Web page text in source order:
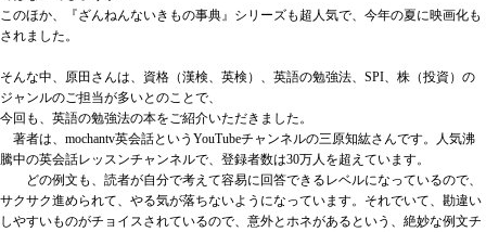
このほか、『ざんねんないきもの事典』シリーズも超人気で、今年の夏に映画化も
されました。
そんな中、原田さんは、資格（漢検、英検）、英語の勉強法、SPI、株（投資）の
ジャンルのご担当が多いとのことで、
今回も、英語の勉強法の本をご紹介いただきました。
著者は、mochantv英会話というYouTubeチャンネルの三原知紘さんです。人気沸
騰中の英会話レッスンチャンネルで、登録者数は30万人を超えています。
どの例文も、読者が自分で考えて容易に回答できるレベルになっているので、
サクサク進められて、やる気が落ちないようになっています。それでいて、勘違い
しやすいものがチョイスされているので、意外とホネがあるという、絶妙な例文チ